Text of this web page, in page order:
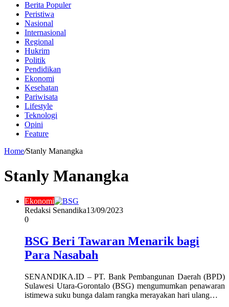
Berita Populer
Peristiwa
Nasional
Internasional
Regional
Hukrim
Politik
Pendidikan
Ekonomi
Kesehatan
Pariwisata
Lifestyle
Teknologi
Opini
Feature
Home/Stanly Manangka
Stanly Manangka
Ekonomi
Redaksi Senandika13/09/2023
0
BSG Beri Tawaran Menarik bagi
Para Nasabah
SENANDIKA.ID – PT. Bank Pembangunan Daerah (BPD)
Sulawesi Utara-Gorontalo (BSG) mengumumkan penawaran
istimewa suku bunga dalam rangka merayakan hari ulang…